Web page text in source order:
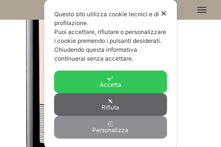
✕
Questo sito utilizza cookie tecnici e di
profilazione.
Puoi accettare, rifiutare o personalizzare
i cookie premendo i pulsanti desiderati.
Chiudendo questa informativa
continuerai senza accettare.
Accetta
Rifiuta
Personalizza